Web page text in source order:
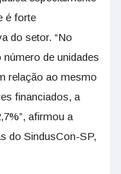
é forte
do setor. “No
de unidades
relação ao mesmo
financiados, a
afirmou a
do SindusCon-SP,